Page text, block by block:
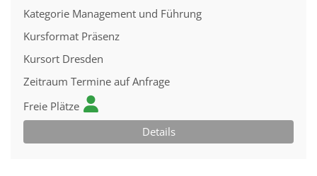
Kategorie Management und Führung
Kursformat Präsenz
Kursort Dresden
Zeitraum Termine auf Anfrage
Freie Plätze
Details